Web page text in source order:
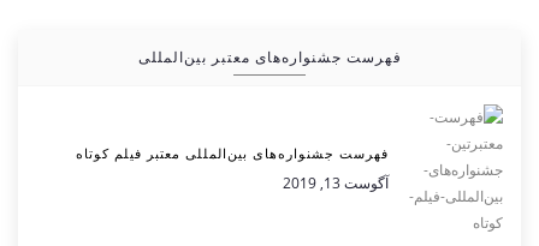
فهرست جشنواره‌های معتبر بین‌المللی
فهرست جشنواره‌های بین‌المللی معتبر فیلم کوتاه
آگوست 13, 2019